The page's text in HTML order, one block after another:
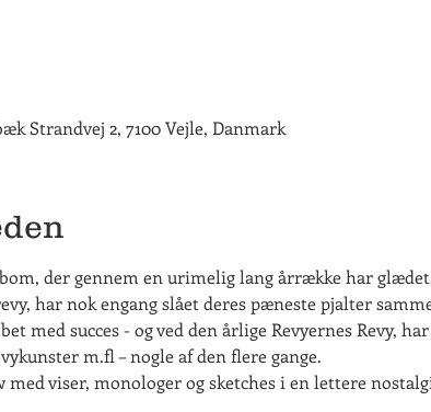
Strandvej 2, 7100 Vejle, Danmark
der gennem en urimelig lang årrække har
har nok engang slået deres pæneste pjalter
med succes - og ved den årlige Revyernes Revy,
m.fl – nogle af den flere gange.
med viser, monologer og sketches i en lettere